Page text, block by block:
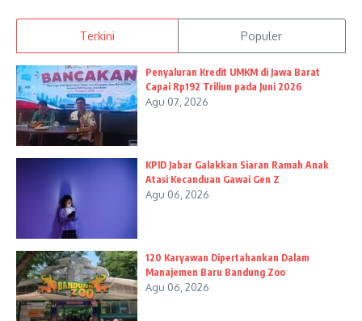
Terkini Populer
Penyaluran Kredit UMKM di Jawa Barat
Capai Rp192 Triliun pada Juni 2026
Agu 07, 2026
KPID Jabar Galakkan Siaran Ramah Anak
Atasi Kecanduan Gawai Gen Z
Agu 06, 2026
120 Karyawan Dipertahankan Dalam
Manajemen Baru Bandung Zoo
Agu 06, 2026